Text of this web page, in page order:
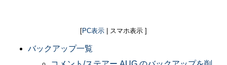
[PC表示 | スマホ表示 ]
バックアップ一覧